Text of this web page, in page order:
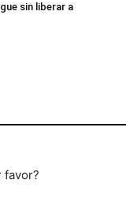
sin liberar a
favor?